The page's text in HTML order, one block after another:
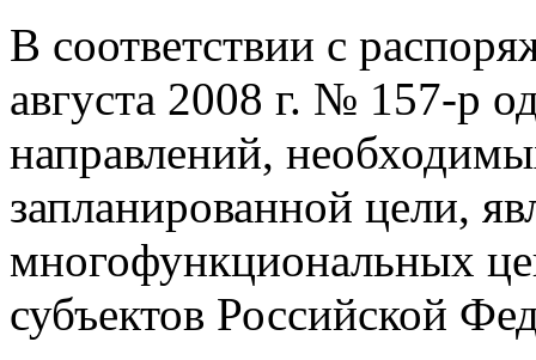
В соответствии с
августа 2008 г. № 157-р
направлений,
запланированной цели,
многофункциональных
субъектов Российской